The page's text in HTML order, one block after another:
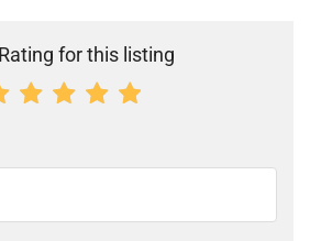
for this listing